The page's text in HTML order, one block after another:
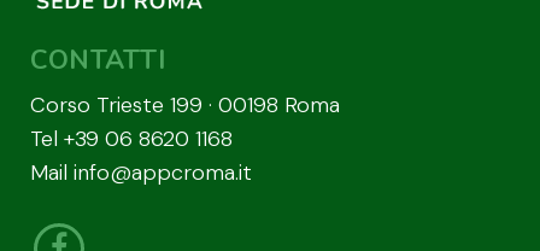
CONTATTI
Corso Trieste 199 · 00198 Roma
Tel +39 06 8620 1168
Mail info@appcroma.it